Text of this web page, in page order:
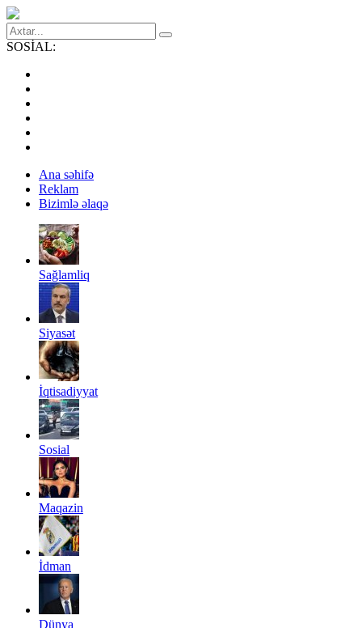
SOSİAL:
Ana səhifə
Reklam
Bizimlə əlaqə
Sağlamliq
Siyasət
İqtisadiyyat
Sosial
Maqazin
İdman
Dünya